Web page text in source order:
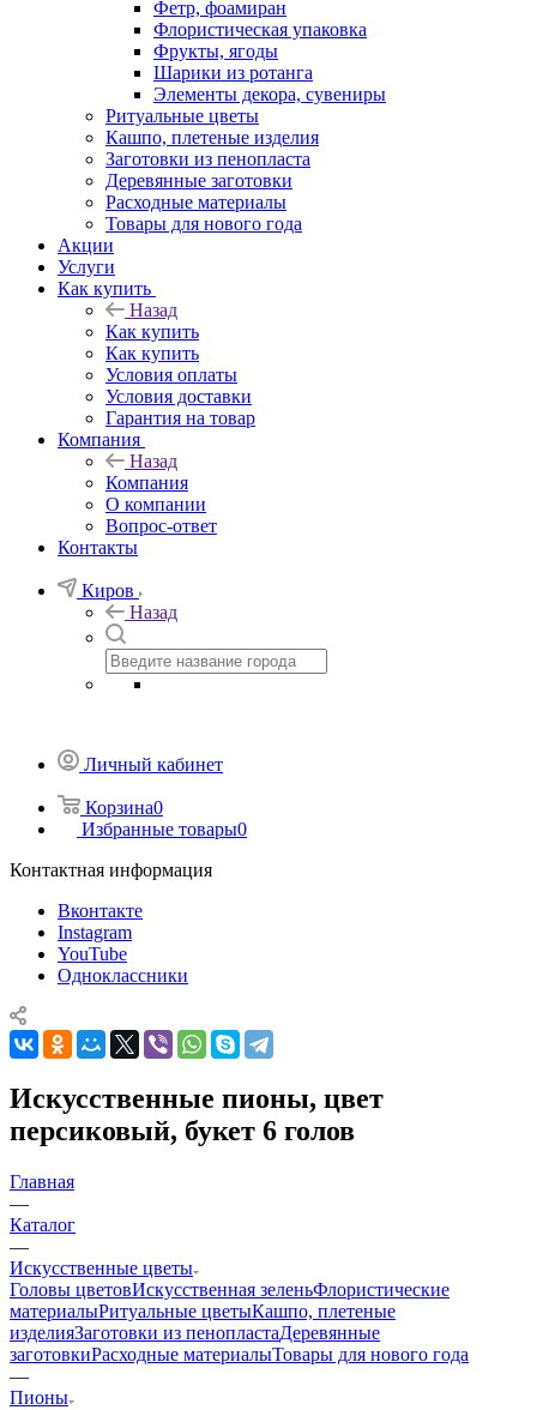
Фетр, фоамиран
Флористическая упаковка
Фрукты, ягоды
Шарики из ротанга
Элементы декора, сувениры
Ритуальные цветы
Кашпо, плетеные изделия
Заготовки из пенопласта
Деревянные заготовки
Расходные материалы
Товары для нового года
Акции
Услуги
Как купить
Назад
Как купить
Как купить
Условия оплаты
Условия доставки
Гарантия на товар
Компания
Назад
Компания
О компании
Вопрос-ответ
Контакты
Киров
Назад
Личный кабинет
Корзина0
Избранные товары0
Контактная информация
Вконтакте
Instagram
YouTube
Одноклассники
Искусственные пионы, цвет
персиковый, букет 6 голов
Главная
—
Каталог
—
Искусственные цветы
Головы цветовИскусственная зеленьФлористические
материалыРитуальные цветыКашпо, плетеные
изделияЗаготовки из пенопластаДеревянные
заготовкиРасходные материалыТовары для нового года
—
Пионы